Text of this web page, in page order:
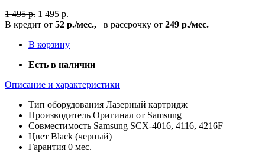
1 495 р. 1 495 р.
В кредит от 52 р./мес., в рассрочку от 249 р./мес.
В корзину
Есть в наличии
Описание и характеристики
Тип оборудования Лазерный картридж
Производитель Оригинал от Samsung
Совместимость Samsung SCX-4016, 4116, 4216F
Цвет Black (черный)
Гарантия 0 мес.